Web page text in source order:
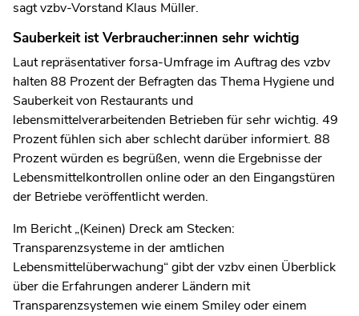
sagt vzbv-Vorstand Klaus Müller.
Sauberkeit ist Verbraucher:innen sehr wichtig
Laut repräsentativer forsa-Umfrage im Auftrag des vzbv
halten 88 Prozent der Befragten das Thema Hygiene und
Sauberkeit von Restaurants und
lebensmittelverarbeitenden Betrieben für sehr wichtig. 49
Prozent fühlen sich aber schlecht darüber informiert. 88
Prozent würden es begrüßen, wenn die Ergebnisse der
Lebensmittelkontrollen online oder an den Eingangstüren
der Betriebe veröffentlicht werden.
Im Bericht „(Keinen) Dreck am Stecken:
Transparenzsysteme in der amtlichen
Lebensmittelüberwachung“ gibt der vzbv einen Überblick
über die Erfahrungen anderer Ländern mit
Transparenzsystemen wie einem Smiley oder einem